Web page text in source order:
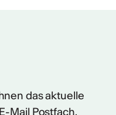
das aktuelle
Mail Postfach.